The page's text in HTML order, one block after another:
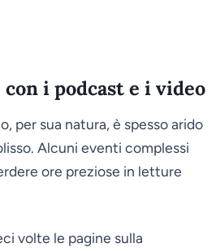
i podcast e i video
per sua natura, è spesso arido
Alcuni eventi complessi
ore preziose in letture
volte le pagine sulla